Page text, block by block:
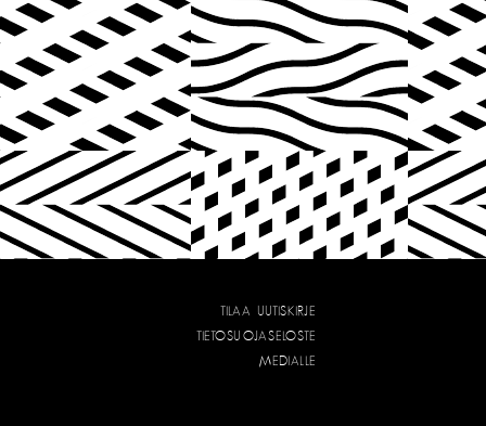
TILAA UUTISKIRJE
TIETOSUOJASELOSTE
MEDIALLE